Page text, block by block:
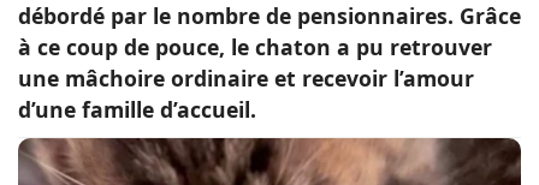
débordé par le nombre de pensionnaires. Grâce
à ce coup de pouce, le chaton a pu retrouver
une mâchoire ordinaire et recevoir l’amour
d’une famille d’accueil.